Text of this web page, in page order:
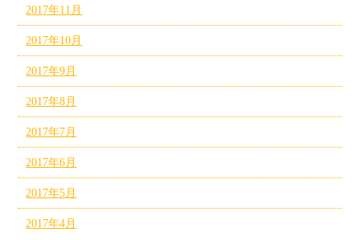
2017年11月
2017年10月
2017年9月
2017年8月
2017年7月
2017年6月
2017年5月
2017年4月